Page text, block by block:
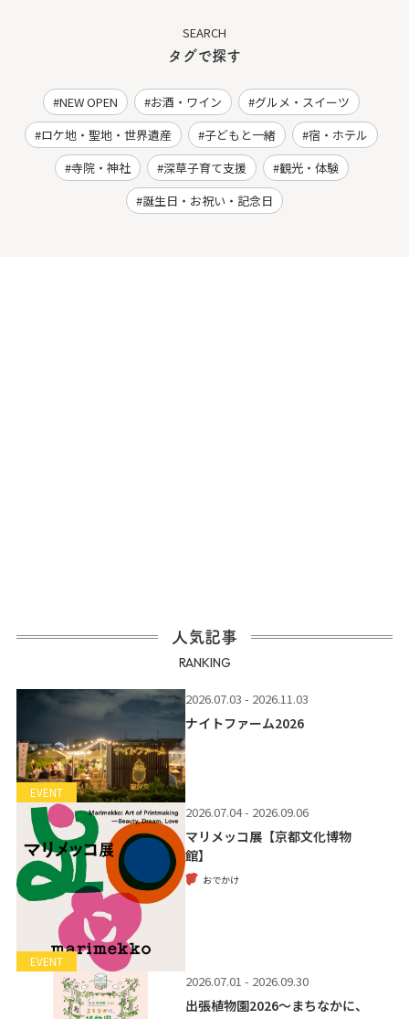
SEARCH
タグで探す
NEW OPEN お酒・ワイン
グルメ・スイーツ
ロケ地・聖地・世界遺産
子どもと一緒
宿・ホテル
寺院・神社
深草子育て支援
観光・体験
誕生日・お祝い・記念日
人気記事
RANKING
EVENT
2026.07.03 - 2026.11.03
ナイトファーム2026
EVENT
2026.07.04 - 2026.09.06
マリメッコ展【京都文化博物
館】
おでかけ
2026.07.01 - 2026.09.30
出張植物園2026～まちなかに、